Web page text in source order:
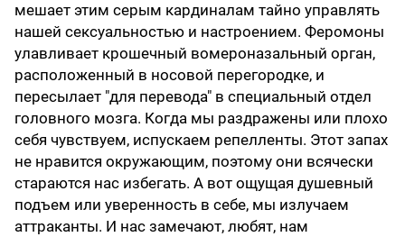
мешает этим серым кардиналам тайно управлять
нашей сексуальностью и настроением. Феромоны
улавливает крошечный вомероназальный орган,
расположенный в носовой перегородке, и
пересылает "для перевода" в специальный отдел
головного мозга. Когда мы раздражены или плохо
себя чувствуем, испускаем репелленты. Этот запах
не нравится окружающим, поэтому они всячески
стараются нас избегать. А вот ощущая душевный
подъем или уверенность в себе, мы излучаем
аттраканты. И нас замечают, любят, нам